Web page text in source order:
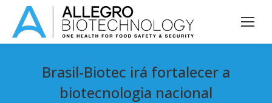
Brasil-Biotec irá fortalecer a
biotecnologia nacional